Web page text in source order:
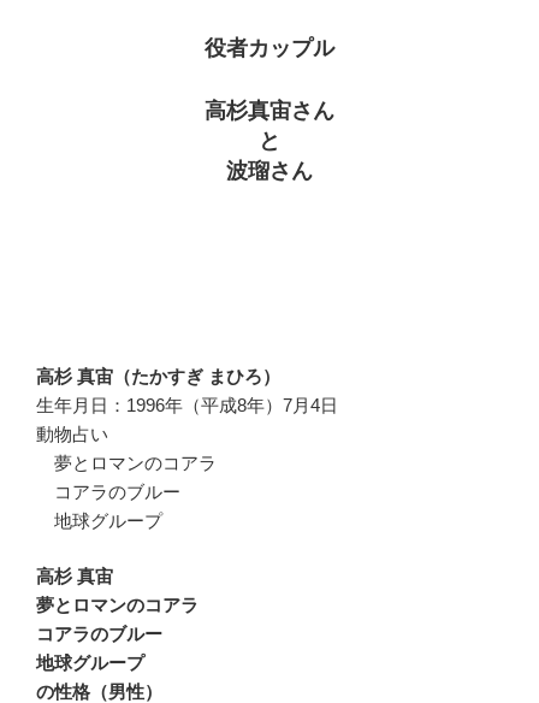
役者カップル
高杉真宙さん
と
波瑠さん
高杉 真宙（たかすぎ まひろ）
生年月日：1996年（平成8年）7月4日
動物占い
夢とロマンのコアラ
コアラのブルー
地球グループ
高杉 真宙
夢とロマンのコアラ
コアラのブルー
地球グループ
の性格（男性）